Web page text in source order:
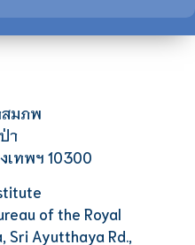
สมภพ
า
เทพฯ 10300
of the Royal
Sri Ayutthaya Rd.,